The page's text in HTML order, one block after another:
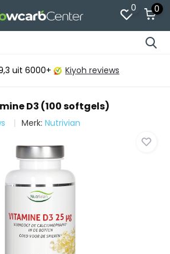
0 0
uit 6000+ Kiyoh reviews
D3 (100 softgels)
Merk:Nutrivian